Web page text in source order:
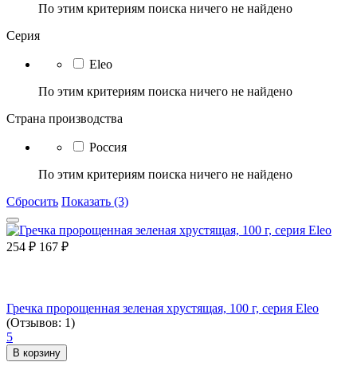
По этим критериям поиска ничего не найдено
Серия
Eleo
По этим критериям поиска ничего не найдено
Страна производства
Россия
По этим критериям поиска ничего не найдено
Сбросить Показать (3)
254 ₽ 167 ₽
Гречка пророщенная зеленая хрустящая, 100 г, серия Eleo
(Отзывов: 1)
5
В корзину